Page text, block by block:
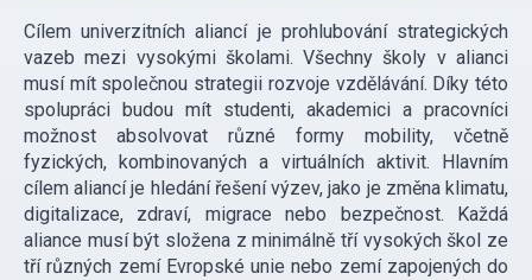
Cílem univerzitních aliancí je prohlubování strategických
vazeb mezi vysokými školami. Všechny školy v alianci
musí mít společnou strategii rozvoje vzdělávání. Díky této
spolupráci budou mít studenti, akademici a pracovníci
možnost absolvovat různé formy mobility, včetně
fyzických, kombinovaných a virtuálních aktivit. Hlavním
cílem aliancí je hledání řešení výzev, jako je změna klimatu,
digitalizace, zdraví, migrace nebo bezpečnost. Každá
aliance musí být složena z minimálně tří vysokých škol ze
tří různých zemí Evropské unie nebo zemí zapojených do